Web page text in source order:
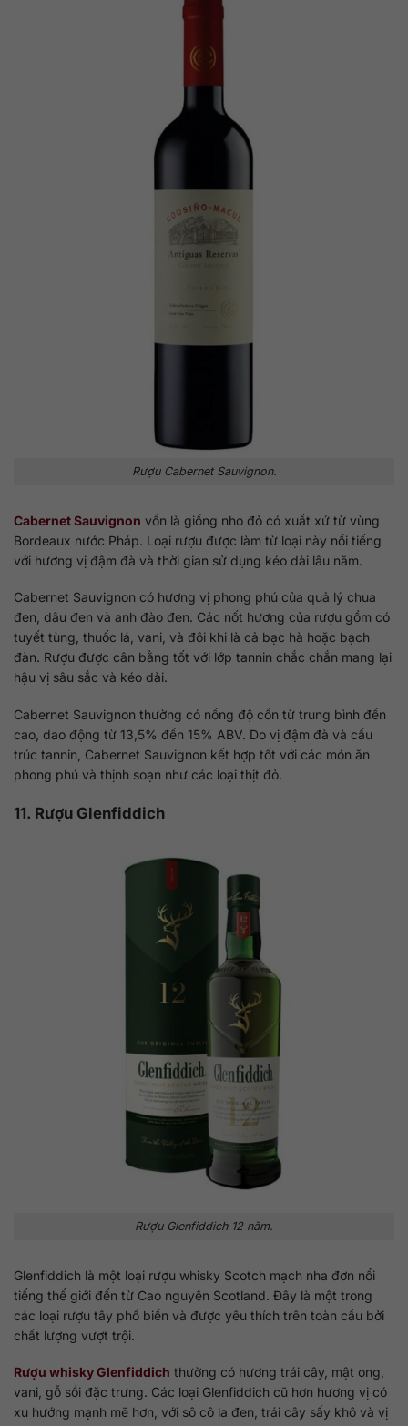
Rượu Cabernet Sauvignon.
Cabernet Sauvignon vốn là giống nho đỏ có xuất xứ từ vùng
Bordeaux nước Pháp. Loại rượu được làm từ loại này nổi tiếng
với hương vị đậm đà và thời gian sử dụng kéo dài lâu năm.
Cabernet Sauvignon có hương vị phong phú của quả lý chua
đen, dâu đen và anh đào đen. Các nốt hương của rượu gồm có
tuyết tùng, thuốc lá, vani, và đôi khi là cả bạc hà hoặc bạch
đàn. Rượu được cân bằng tốt với lớp tannin chắc chắn mang lại
hậu vị sâu sắc và kéo dài.
Cabernet Sauvignon thường có nồng độ cồn từ trung bình đến
cao, dao động từ 13,5% đến 15% ABV. Do vị đậm đà và cấu
trúc tannin, Cabernet Sauvignon kết hợp tốt với các món ăn
phong phú và thịnh soạn như các loại thịt đỏ.
11. Rượu Glenfiddich
Rượu Glenfiddich 12 năm.
Glenfiddich là một loại rượu whisky Scotch mạch nha đơn nổi
tiếng thế giới đến từ Cao nguyên Scotland. Đây là một trong
các loại rượu tây phổ biến và được yêu thích trên toàn cầu bởi
chất lượng vượt trội.
Rượu whisky Glenfiddich thường có hương trái cây, mật ong,
vani, gỗ sồi đặc trưng. Các loại Glenfiddich cũ hơn hương vị có
xu hướng mạnh mẽ hơn, với sô cô la đen, trái cây sấy khô và vị